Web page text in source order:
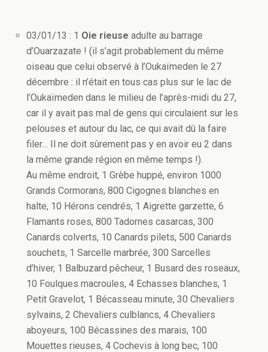
03/01/13 : 1 Oie rieuse adulte au barrage
d’Ouarzazate ! (il s’agit probablement du même
oiseau que celui observé à l’Oukaïmeden le 27
décembre : il n’était en tous cas plus sur le lac de
l’Oukaïmeden dans le milieu de l’après-midi du 27,
car il y avait pas mal de gens qui circulaient sur les
pelouses et autour du lac, ce qui avait dû la faire
filer… Il ne doit sûrement pas y en avoir eu 2 dans
la même grande région en même temps !).
Au même endroit, 1 Grèbe huppé, environ 1000
Grands Cormorans, 800 Cigognes blanches en
halte, 10 Hérons cendrés, 1 Aigrette garzette, 6
Flamants roses, 800 Tadornes casarcas, 300
Canards colverts, 10 Canards pilets, 500 Canards
souchets, 1 Sarcelle marbrée, 300 Sarcelles
d’hiver, 1 Balbuzard pêcheur, 1 Busard des roseaux,
10 Foulques macroules, 4 Echasses blanches, 1
Petit Gravelot, 1 Bécasseau minute, 30 Chevaliers
sylvains, 2 Chevaliers culblancs, 4 Chevaliers
aboyeurs, 100 Bécassines des marais, 100
Mouettes rieuses, 4 Cochevis à long bec, 100